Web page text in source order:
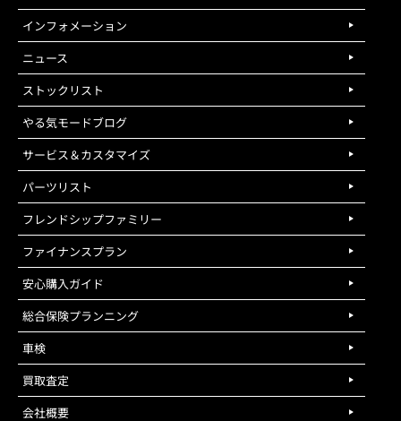
インフォメーション
ニュース
ストックリスト
やる気モードブログ
サービス＆カスタマイズ
パーツリスト
フレンドシップファミリー
ファイナンスプラン
安心購入ガイド
総合保険プランニング
車検
買取査定
会社概要